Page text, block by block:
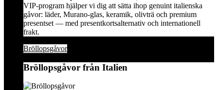
VIP-program hjälper vi dig att sätta ihop genuint italienska
gåvor: läder, Murano-glas, keramik, olivträ och premium
presentset — med presentkortsalternativ och internationell
frakt.
Bröllopsgåvor
Bröllopsgåvor från Italien